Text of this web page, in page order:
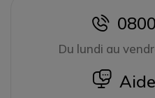
icon
Du lundi au
icon